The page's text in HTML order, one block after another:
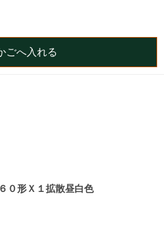
ごへ入れる
０形Ｘ１拡散昼白色